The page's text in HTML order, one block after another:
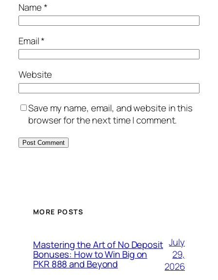
Name*
Email*
Website
Save my name, email, and website in this
browser for the next time I comment.
MORE POSTS
Mastering the Art of No Deposit
Bonuses: How to Win Big on
PKR 888 and Beyond
July
29,
2026